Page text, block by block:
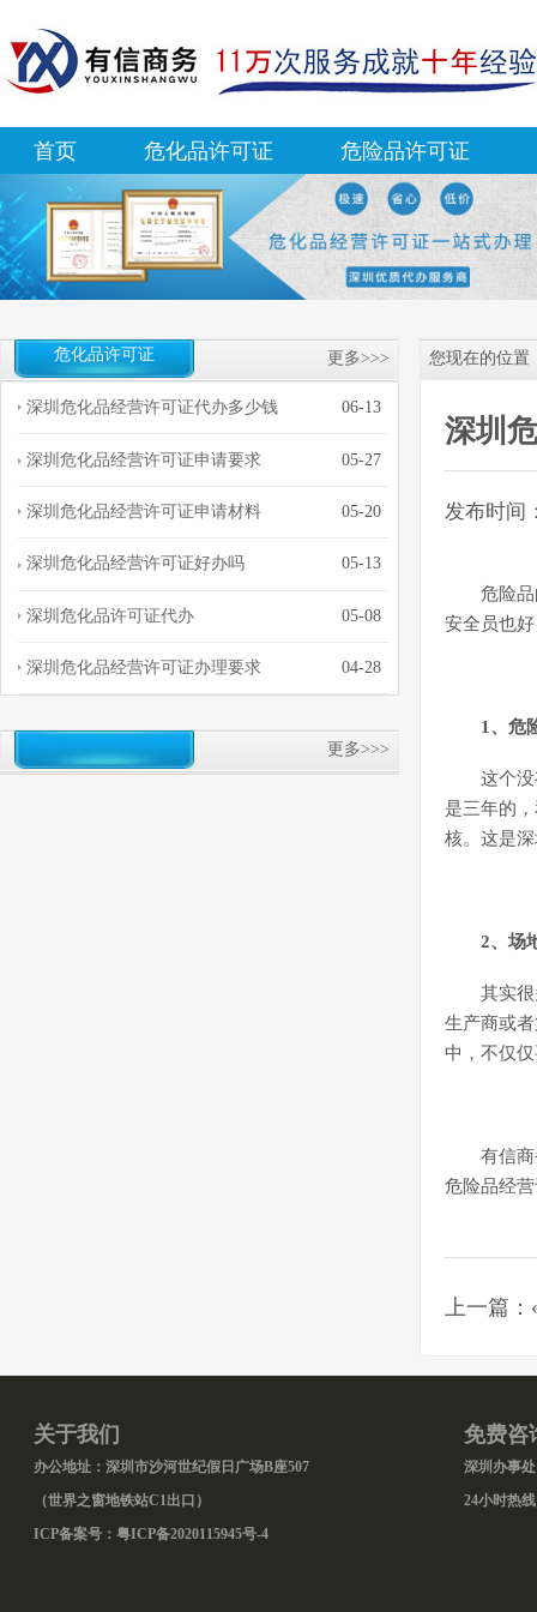
首页 危化品许可证 危险品许可证
危化品许可证 更多>>>
深圳危化品经营许可证代办多少钱 06-13
深圳危化品经营许可证申请要求 05-27
深圳危化品经营许可证申请材料 05-20
深圳危化品经营许可证好办吗 05-13
深圳危化品许可证代办 05-08
深圳危化品经营许可证办理要求 04-28
更多>>>
您现在的位置
深圳
发布时间
危险
安全员也
1、危
这个
是三年的
核。这是
2、场
其实
生产商或
中，不仅
有信
危险品经
上一篇
关于我们
办公地址：深圳市沙河世纪假日广场B座507
（世界之窗地铁站C1出口）
ICP备案号： 粤ICP备2020115945号-4
免费咨
深圳办事处
24小时热